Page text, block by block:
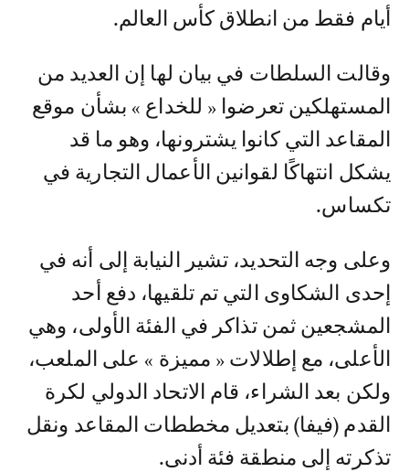
أيام فقط من انطلاق كأس العالم.
وقالت السلطات في بيان لها إن العديد من
المستهلكين تعرضوا « للخداع » بشأن موقع
المقاعد التي كانوا يشترونها، وهو ما قد
يشكل انتهاكًا لقوانين الأعمال التجارية في
تكساس.
وعلى وجه التحديد، تشير النيابة إلى أنه في
إحدى الشكاوى التي تم تلقيها، دفع أحد
المشجعين ثمن تذاكر في الفئة الأولى، وهي
الأعلى، مع إطلالات « مميزة » على الملعب،
ولكن بعد الشراء، قام الاتحاد الدولي لكرة
القدم (فيفا) بتعديل مخططات المقاعد ونقل
تذكرته إلى منطقة فئة أدنى.